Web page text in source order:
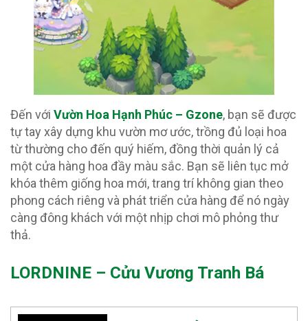
Đến với Vườn Hoa Hạnh Phúc – Gzone, bạn sẽ được
tự tay xây dựng khu vườn mơ ước, trồng đủ loại hoa
từ thường cho đến quý hiếm, đồng thời quản lý cả
một cửa hàng hoa đầy màu sắc. Bạn sẽ liên tục mở
khóa thêm giống hoa mới, trang trí không gian theo
phong cách riêng và phát triển cửa hàng để nó ngày
càng đông khách với một nhịp chơi mô phỏng thư
thả.
LORDNINE – Cửu Vương Tranh Bá